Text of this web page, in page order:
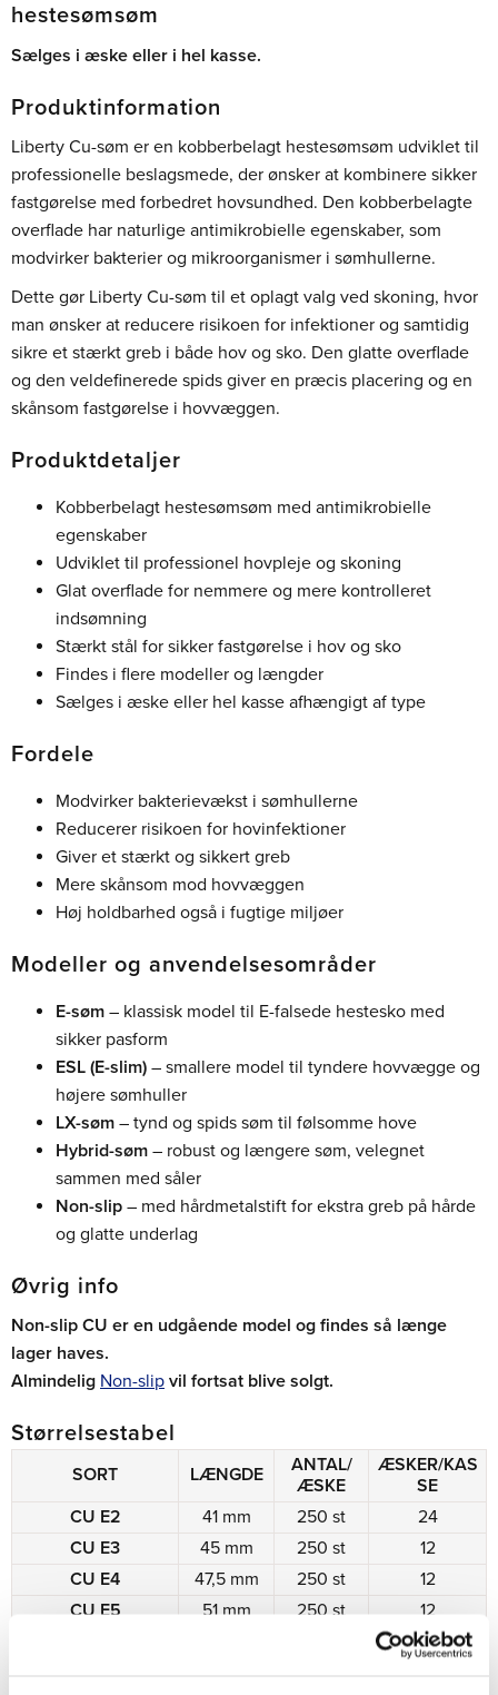
hestesømsøm
Sælges i æske eller i hel kasse.
Produktinformation
Liberty Cu-søm er en kobberbelagt hestesømsøm udviklet til
professionelle beslagsmede, der ønsker at kombinere sikker
fastgørelse med forbedret hovsundhed. Den kobberbelagte
overflade har naturlige antimikrobielle egenskaber, som
modvirker bakterier og mikroorganismer i sømhullerne.
Dette gør Liberty Cu-søm til et oplagt valg ved skoning, hvor
man ønsker at reducere risikoen for infektioner og samtidig
sikre et stærkt greb i både hov og sko. Den glatte overflade
og den veldefinerede spids giver en præcis placering og en
skånsom fastgørelse i hovvæggen.
Produktdetaljer
Kobberbelagt hestesømsøm med antimikrobielle
egenskaber
Udviklet til professionel hovpleje og skoning
Glat overflade for nemmere og mere kontrolleret
indsømning
Stærkt stål for sikker fastgørelse i hov og sko
Findes i flere modeller og længder
Sælges i æske eller hel kasse afhængigt af type
Fordele
Modvirker bakterievækst i sømhullerne
Reducerer risikoen for hovinfektioner
Giver et stærkt og sikkert greb
Mere skånsom mod hovvæggen
Høj holdbarhed også i fugtige miljøer
Modeller og anvendelsesområder
E-søm – klassisk model til E-falsede hestesko med
sikker pasform
ESL (E-slim) – smallere model til tyndere hovvægge og
højere sømhuller
LX-søm – tynd og spids søm til følsomme hove
Hybrid-søm – robust og længere søm, velegnet
sammen med såler
Non-slip – med hårdmetalstift for ekstra greb på hårde
og glatte underlag
Øvrig info
Non-slip CU er en udgående model og findes så længe
lager haves.
Almindelig Non-slip vil fortsat blive solgt.
Størrelsestabel
SORT LÆNGDE
ANTAL/
ÆSKE
ÆSKER/KAS
SE
CU E2
41 mm 250 st
24
CU E3
45 mm 250 st
12
CU E4
47,5 mm 250 st
12
CU E5
51 mm 250 st
12
12